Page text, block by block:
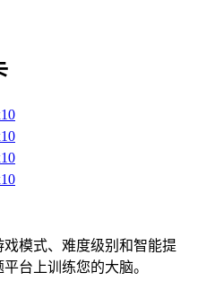
模式、难度级别和智能提
台上训练您的大脑。